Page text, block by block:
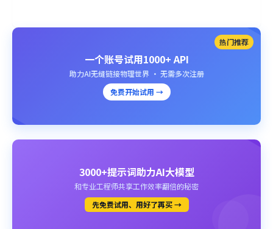
热门推荐
一个账号试用1000+ API
助力AI无缝链接物理世界 · 无需多次注册
免费开始试用 →
3000+提示词助力AI大模型
和专业工程师共享工作效率翻倍的秘密
先免费试用、用好了再买 →